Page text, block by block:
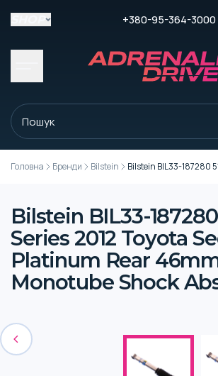
+380-95-364-3000
Головна Бренди Bilstein Bilstein BIL33-187280
Bilstein BIL33-
Series 2012 Toyota
Platinum Rear
Monotube Shock